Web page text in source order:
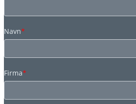
Navn*
Firma*